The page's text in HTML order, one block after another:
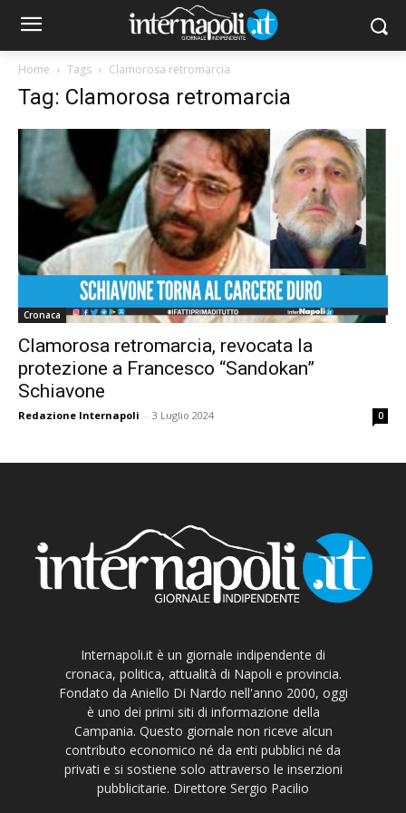
Home Tags Clamorosa retromarcia
Tag: Clamorosa retromarcia
Cronaca
Clamorosa retromarcia, revocata la
protezione a Francesco “Sandokan”
Schiavone
Redazione Internapoli - 3 Luglio 2024 0
Internapoli.it è un giornale indipendente di
cronaca, politica, attualità di Napoli e provincia.
Fondato da Aniello Di Nardo nell'anno 2000, oggi
è uno dei primi siti di informazione della
Campania. Questo giornale non riceve alcun
contributo economico né da enti pubblici né da
privati e si sostiene solo attraverso le inserzioni
pubblicitarie. Direttore Sergio Pacilio